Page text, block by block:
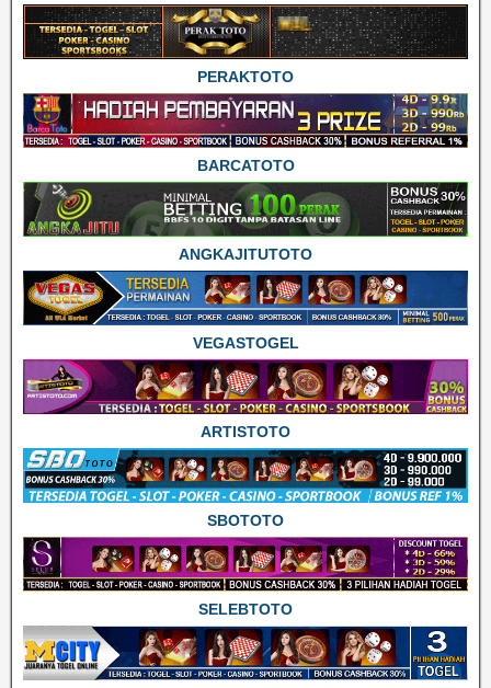
PERAKTOTO
BARCATOTO
ANGKAJITUTOTO
VEGASTOGEL
ARTISTOTO
SBOTOTO
SELEBTOTO